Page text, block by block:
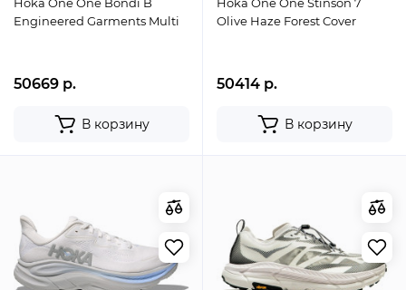
Engineered Garments Multi
50669 р.
В корзину
Olive Haze Forest Cover
50414 р.
В корзину